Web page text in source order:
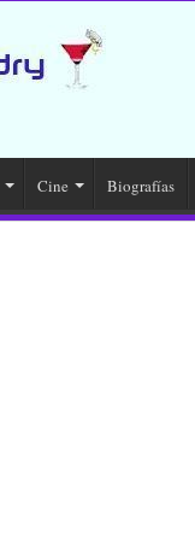
Cine Biografías